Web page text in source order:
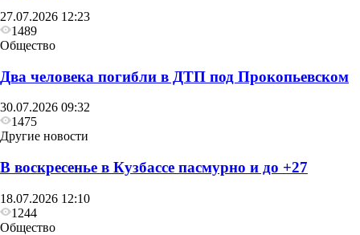
27.07.2026 12:23
1489
Общество
Два человека погибли в ДТП под Прокопьевском
30.07.2026 09:32
1475
Другие новости
В воскресенье в Кузбассе пасмурно и до +27
18.07.2026 12:10
1244
Общество